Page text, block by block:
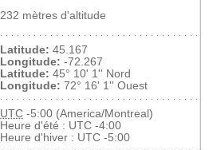
232 mètres d'altitude
Latitude: 45.167
Longitude: -72.267
Latitude: 45° 10' 1'' Nord
Longitude: 72° 16' 1'' Ouest
UTC -5:00 (America/Montreal)
Heure d'été : UTC -4:00
Heure d'hiver : UTC -5:00